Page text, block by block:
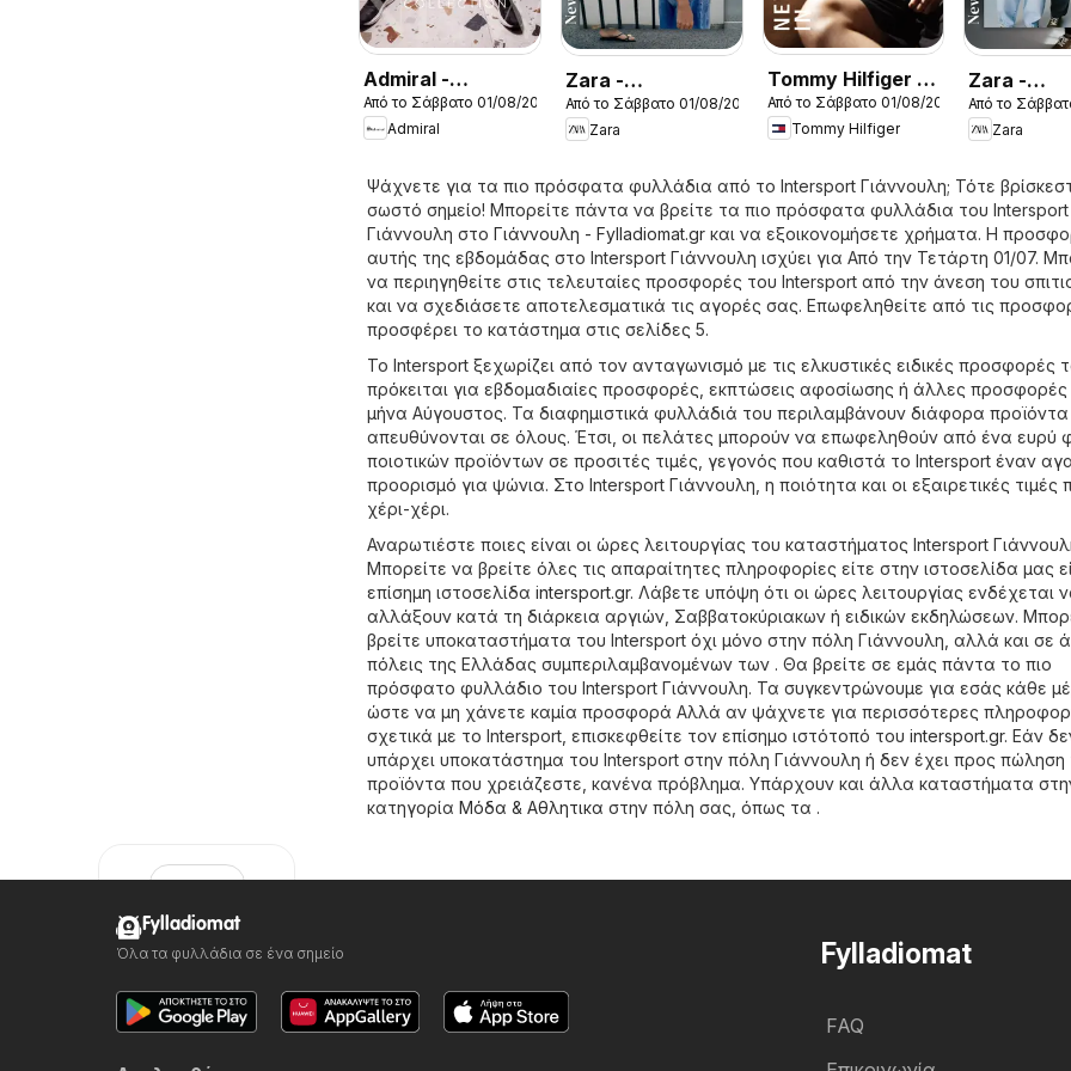
Admiral -
Kατάλογος
8/2026
Από το Σάββατο 01/08/2026
Admiral
Zara -
Kατάλογος
8/2026 women
Από το Σάββατο 01/08/2026
Zara
Tommy Hilfiger -
Kατάλογος
8/2026 New in
Από το Σάββατο 01/08/2026
Tommy Hilfiger
Zara -
8/2026
Από το
Zara
Ψάχνετε για τα πιο πρόσφατα φυλλάδια από το Intersport Γιάννουλη; Τότε
σωστό σημείο! Μπορείτε πάντα να βρείτε τα πιο πρόσφατα φυλλάδια του Intersport
Γιάννουλη στο Γιάννουλη - Fylladiomat.gr και να εξοικονομήσετε χρήματα. Η
αυτής της εβδομάδας στο Intersport Γιάννουλη ισχύει για Από την Τετάρτη 01/07.
να περιηγηθείτε στις τελευταίες προσφορές του Intersport από την άνεση του
και να σχεδιάσετε αποτελεσματικά τις αγορές σας. Επωφεληθείτε από τις
προσφέρει το κατάστημα στις σελίδες 5.
Το Intersport ξεχωρίζει από τον ανταγωνισμό με τις ελκυστικές ειδικές προσφορές
πρόκειται για εβδομαδιαίες προσφορές, εκπτώσεις αφοσίωσης ή άλλες
μήνα Αύγουστος. Τα διαφημιστικά φυλλάδιά του περιλαμβάνουν διάφορα
απευθύνονται σε όλους. Έτσι, οι πελάτες μπορούν να επωφεληθούν από ένα ευρύ
ποιοτικών προϊόντων σε προσιτές τιμές, γεγονός που καθιστά το Intersport έναν
προορισμό για ψώνια. Στο Intersport Γιάννουλη, η ποιότητα και οι εξαιρετικές τιμές
χέρι-χέρι.
Αναρωτιέστε ποιες είναι οι ώρες λειτουργίας του καταστήματος Intersport
Μπορείτε να βρείτε όλες τις απαραίτητες πληροφορίες είτε στην ιστοσελίδα μας
επίσημη ιστοσελίδα intersport.gr. Λάβετε υπόψη ότι οι ώρες λειτουργίας ενδέχεται
αλλάξουν κατά τη διάρκεια αργιών, Σαββατοκύριακων ή ειδικών εκδηλώσεων.
βρείτε υποκαταστήματα του Intersport όχι μόνο στην πόλη Γιάννουλη, αλλά και σε
πόλεις της Ελλάδας συμπεριλαμβανομένων των . Θα βρείτε σε εμάς πάντα το πιο
πρόσφατο φυλλάδιο του Intersport Γιάννουλη. Τα συγκεντρώνουμε για εσάς κάθε
ώστε να μη χάνετε καμία προσφορά Αλλά αν ψάχνετε για περισσότερες
σχετικά με το Intersport, επισκεφθείτε τον επίσημο ιστότοπό του intersport.gr. Εάν
υπάρχει υποκατάστημα του Intersport στην πόλη Γιάννουλη ή δεν έχει προς πώληση
προϊόντα που χρειάζεστε, κανένα πρόβλημα. Υπάρχουν και άλλα καταστήματα
κατηγορία Μόδα & Aθλητικα στην πόλη σας, όπως τα .
Fylladiomat
FAQ
Fylladiomat
Όλα τα φυλλάδια σε ένα σημείο